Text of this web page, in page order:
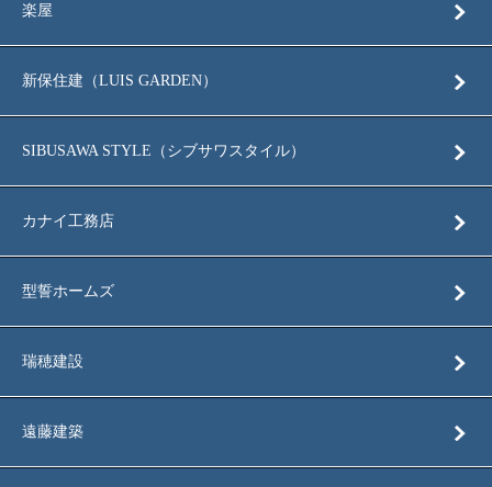
楽屋
新保住建（LUIS GARDEN）
SIBUSAWA STYLE（シブサワスタイル）
カナイ工務店
型誓ホームズ
瑞穂建設
遠藤建築